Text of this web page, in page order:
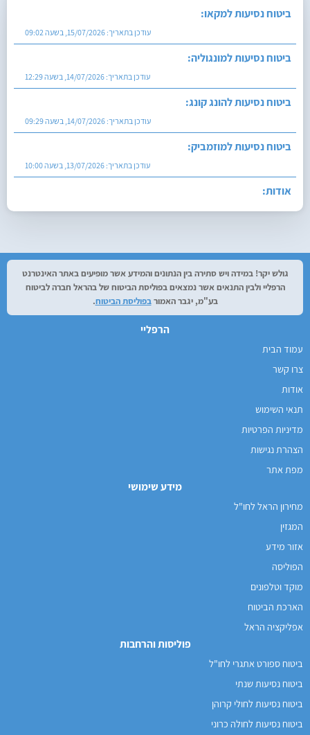
ביטוח נסיעות למונגוליה:
14/07/2026, בשעה 12:29
ביטוח נסיעות להונג קונג:
14/07/2026, בשעה 09:29
ביטוח נסיעות למוזמביק:
13/07/2026, בשעה 10:00
אודות:
27/07/2026, בשעה 12:29
גולש יקר! במידה ויש סתירה בין הנתונים והמידע אשר מופיעים באתר האינטרנט
הרפליי ולבין התנאים אשר נמצאים בפוליסת הביטוח של בהראל חברה לביטוח
בע"מ, יגבר האמורבפוליסת הביטוח.
הרפליי
עמוד הבית
צרו קשר
אודות
תנאי השימוש
מדיניות הפרטיות
הצהרת נגישות
מפת אתר
מידע שימושי
מחירון הראל לחו"ל
המגזין
אזור מידע
הפוליסה
מוקד וטלפונים
הארכת הביטוח
אפליקציה הראל
פוליסות והרחבות
ביטוח ספורט אתגרי לחו"ל
ביטוח נסיעות שנתי
ביטוח נסיעות לחולי קרוהן
ביטוח נסיעות לחולה כרוני